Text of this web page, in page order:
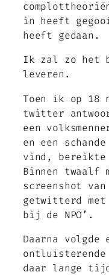
in heeft
heeft gedaan.
Ik zal zo het
leveren.
Toen ik op 18
twitter
een
en een
vind, bereikte
Binnen twaalf
screenshot
getwitterd met
bij de NPO’.
Daarna volgde
daar lange